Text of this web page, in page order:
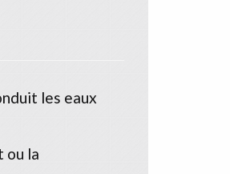
les eaux
ou la